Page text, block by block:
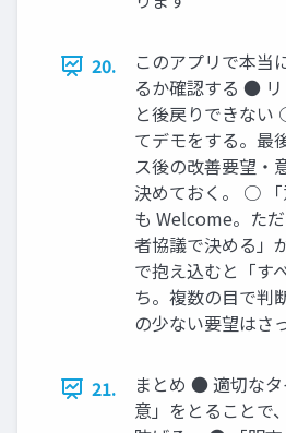
20.
このアプリで本当
るか確認する ● リ
と後戻りできな
てデモをする。最
ス後の改善要望・
決めておく。 ○
も Welcome。た
者協議で決める
で抱え込むと「す
ち。複数の目で判
の少ない要望はさ
21.
まとめ ● 適切な
意」をとることで